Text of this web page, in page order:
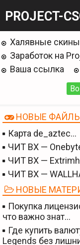
PROJECT-
Халявные скины
Заработок на
Ваша ссылка
НОВЫЕ
Карта de_aztec…
ЧИТ BX —
ЧИТ BX —
ЧИТ BX —
НОВЫЕ
Покупка
что важно знат…
Где купить
Legends без